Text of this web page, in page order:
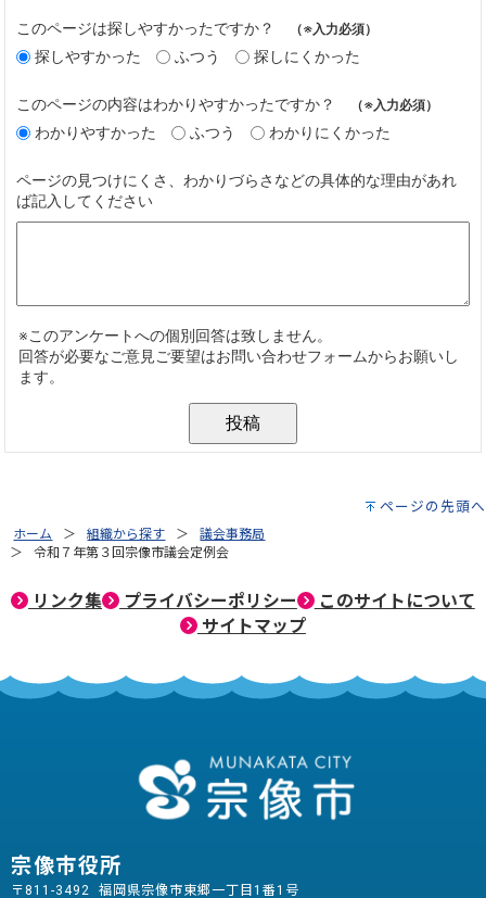
ページの先頭へ
ホーム 組織から探す
議会事務局
令和７年第３回宗像市議会定例会
リンク集 プライバシーポリシー
このサイトについて
サイトマップ
宗像市役所
〒811-3492 福岡県宗像市東郷一丁目1番1号